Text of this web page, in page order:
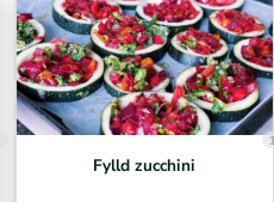
Fylld zucchini